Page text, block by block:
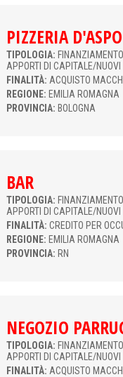
PIZZERIA
TIPOLOGIA:
APPORTI DI CAPITALE/NUOVI
FINALITÀ: ACQUISTO
REGIONE: EMILIA ROMAGNA
PROVINCIA: BOLOGNA
BAR
TIPOLOGIA:
APPORTI DI CAPITALE/NUOVI
FINALITÀ: CREDITO PER
REGIONE: EMILIA ROMAGNA
PROVINCIA: RN
NEGOZIO
TIPOLOGIA:
APPORTI DI CAPITALE/NUOVI
FINALITÀ: ACQUISTO